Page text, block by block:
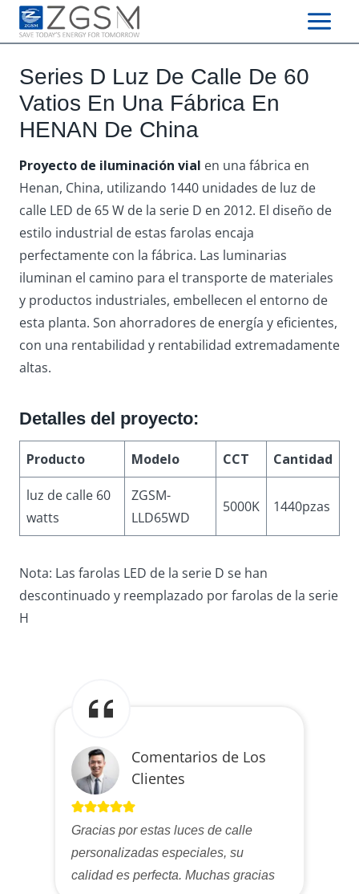
Skip
Series D Luz De Calle De 60
Vatios En Una Fábrica En
HENAN De China
Proyecto de iluminación vial en una fábrica en
Henan, China, utilizando 1440 unidades de luz de
calle LED de 65 W de la serie D en 2012. El diseño de
estilo industrial de estas farolas encaja
perfectamente con la fábrica. Las luminarias
iluminan el camino para el transporte de materiales
y productos industriales, embellecen el entorno de
esta planta. Son ahorradores de energía y eficientes,
con una rentabilidad y rentabilidad extremadamente
altas.
Detalles del proyecto:
Producto Modelo CCT Cantidad
luz de calle 60
watts
ZGSM-
LLD65WD
5000K 1440pzas
Nota: Las farolas LED de la serie D se han
descontinuado y reemplazado por farolas de la serie
H
Comentarios de Los
Clientes
Gracias por estas luces de calle
personalizadas especiales, su
calidad es perfecta. Muchas gracias